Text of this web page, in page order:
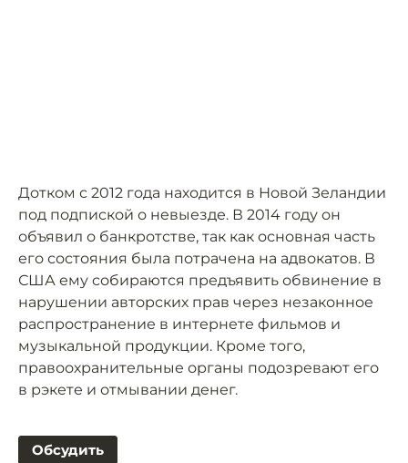
Дотком с 2012 года находится в Новой Зеландии
под подпиской о невыезде. В 2014 году он
объявил о банкротстве, так как основная часть
его состояния была потрачена на адвокатов. В
США ему собираются предъявить обвинение в
нарушении авторских прав через незаконное
распространение в интернете фильмов и
музыкальной продукции. Кроме того,
правоохранительные органы подозревают его
в рэкете и отмывании денег.
Обсудить